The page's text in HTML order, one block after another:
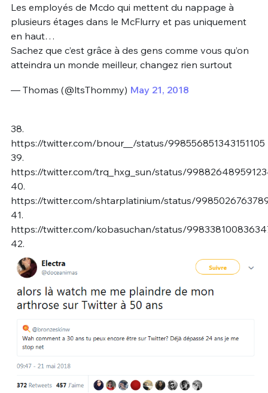
Les employés de Mcdo qui mettent du nappage à
plusieurs étages dans le McFlurry et pas uniquement
en haut…
Sachez que c’est grâce à des gens comme vous qu’on
atteindra un monde meilleur, changez rien surtout
— Thomas (@ltsThommy) May 21, 2018
38.
https://twitter.com/bnour__/status/998556851343151105
39.
https://twitter.com/trq_hxg_sun/status/
40.
https://twitter.com/shtarplatinium/status/
41.
https://twitter.com/kobasuchan/status/
42.